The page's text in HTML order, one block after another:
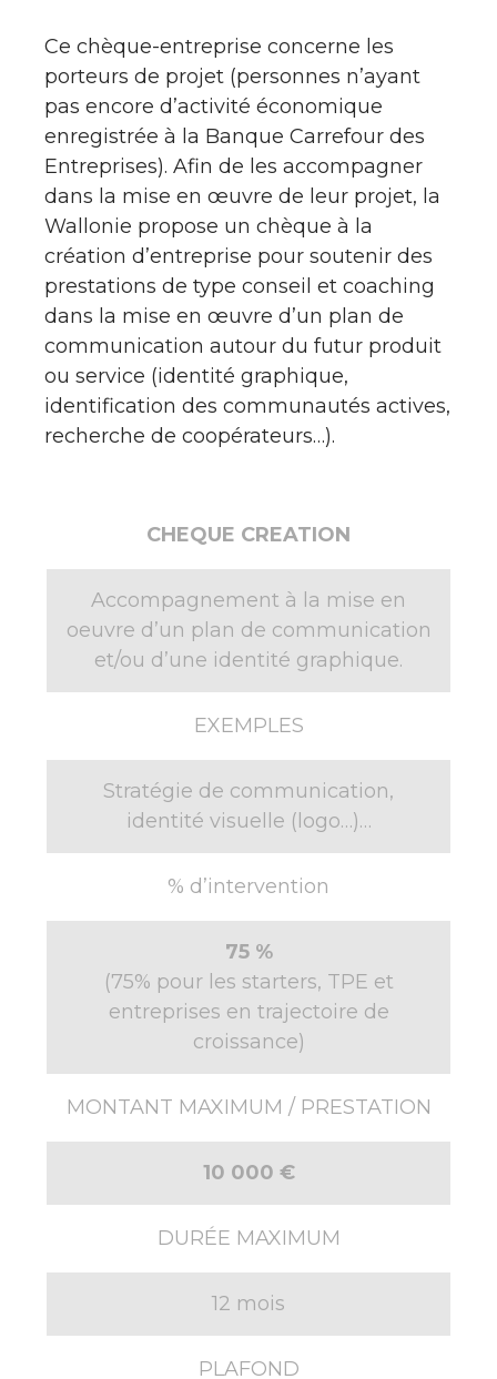
Ce chèque-entreprise concerne les
porteurs de projet (personnes n’ayant
pas encore d’activité économique
enregistrée à la Banque Carrefour des
Entreprises). Afin de les accompagner
dans la mise en œuvre de leur projet, la
Wallonie propose un chèque à la
création d’entreprise pour soutenir des
prestations de type conseil et coaching
dans la mise en œuvre d’un plan de
communication autour du futur produit
ou service (identité graphique,
identification des communautés actives,
recherche de coopérateurs…).
CHEQUE CREATION
Accompagnement à la mise en
oeuvre d’un plan de communication
et/ou d’une identité graphique.
EXEMPLES
Stratégie de communication,
identité visuelle (logo…)…
% d’intervention
75 %
(75% pour les starters, TPE et
entreprises en trajectoire de
croissance)
MONTANT MAXIMUM / PRESTATION
10 000 €
DURÉE MAXIMUM
12 mois
PLAFOND